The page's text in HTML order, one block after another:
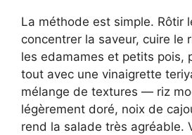
La méthode est simple. Rôtir
concentrer la saveur, cuire le
les edamames et petits pois,
tout avec une vinaigrette
mélange de textures — riz
légèrement doré, noix de
rend la salade très agréable.